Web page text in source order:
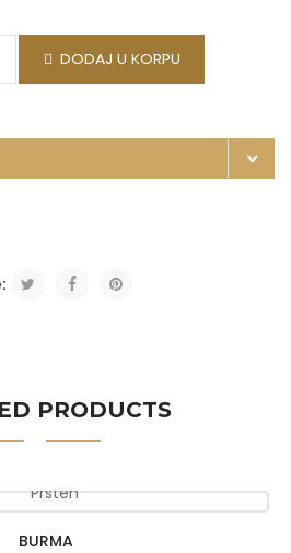
DODAJ U KORPU
PRODUCTS
BURMA